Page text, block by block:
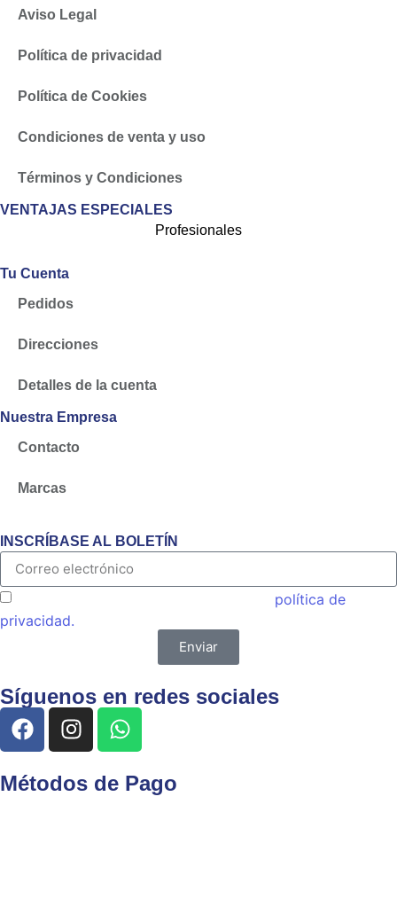
Aviso Legal
Política de privacidad
Política de Cookies
Condiciones de venta y uso
Términos y Condiciones
VENTAJAS ESPECIALES
Profesionales
Tu Cuenta
Pedidos
Direcciones
Detalles de la cuenta
Nuestra Empresa
Contacto
Marcas
INSCRÍBASE AL BOLETÍN
política de
privacidad.
Enviar
Síguenos en redes sociales
Métodos de Pago